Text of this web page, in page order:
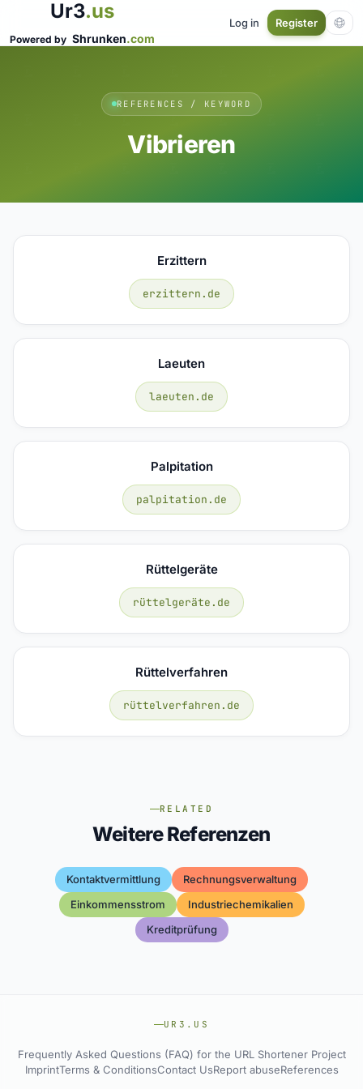
Ur3.us
Powered by Shrunken.com
Log in Register
REFERENCES / KEYWORD
Vibrieren
Erzittern
erzittern.de
Laeuten
laeuten.de
Palpitation
palpitation.de
Rüttelgeräte
rüttelgeräte.de
Rüttelverfahren
rüttelverfahren.de
RELATED
Weitere Referenzen
Kontaktvermittlung
Rechnungsverwaltung
Einkommensstrom
Industriechemikalien
Kreditprüfung
UR3.US
Frequently Asked Questions (FAQ) for the URL Shortener Project
ImprintTerms & ConditionsContact UsReport abuseReferences